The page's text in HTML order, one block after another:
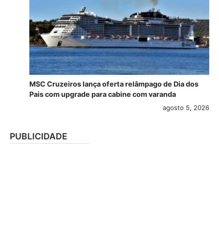
MSC Cruzeiros lança oferta relâmpago de Dia dos
Pais com upgrade para cabine com varanda
agosto 5, 2026
PUBLICIDADE